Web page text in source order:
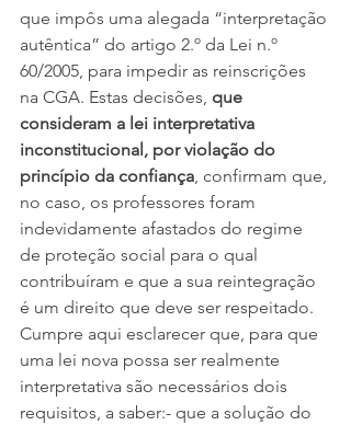
que impôs uma alegada “interpretação
autêntica” do artigo 2.º da Lei n.º
60/2005, para impedir as reinscrições
na CGA. Estas decisões, que
consideram a lei interpretativa
inconstitucional, por violação do
princípio da confiança, confirmam que,
no caso, os professores foram
indevidamente afastados do regime
de proteção social para o qual
contribuíram e que a sua reintegração
é um direito que deve ser respeitado.
Cumpre aqui esclarecer que, para que
uma lei nova possa ser realmente
interpretativa são necessários dois
requisitos, a saber:- que a solução do